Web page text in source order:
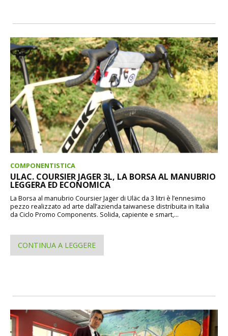
COMPONENTISTICA
ULAC. COURSIER JAGER 3L, LA BORSA AL MANUBRIO
LEGGERA ED ECONOMICA
La Borsa al manubrio Coursier Jager di Uläc da 3 litri è l’ennesimo
pezzo realizzato ad arte dall’azienda taiwanese distribuita in Italia
da Ciclo Promo Components. Solida, capiente e smart,...
CONTINUA A LEGGERE